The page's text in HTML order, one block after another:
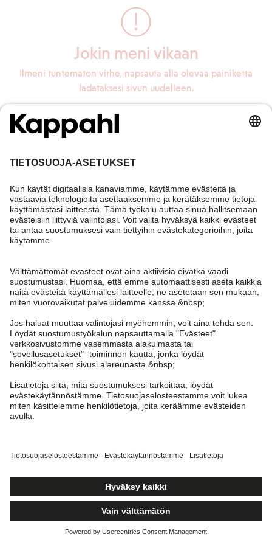
Jokin meni vikaan
Ilmeni tuntematon virhe, napsauta alla olevaa painiketta
ladataksesi sivun uudelleen.
Lataa sivu uudelleen